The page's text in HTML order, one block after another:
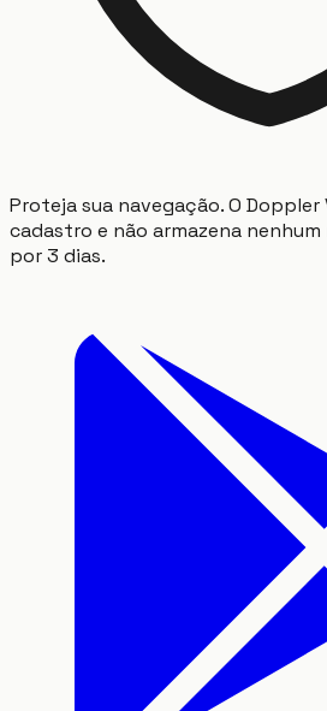
Proteja sua navegação. O Doppler
cadastro e não armazena
por 3 dias.